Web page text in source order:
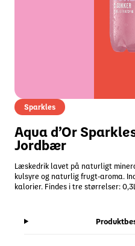
Sparkles
Aqua d’Or
Jordbær
Læskedrik lavet på naturligt
kulsyre og naturlig frugt-aroma.
kalorier. Findes i tre størrelser: